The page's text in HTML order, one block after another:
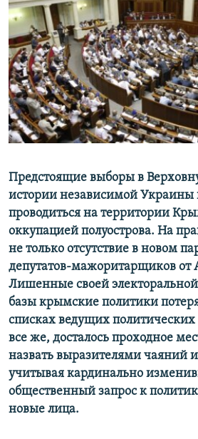
СОВЕТЫ ПРАВОЗАЩИТНИКОВ
ПРОПАВШИЕ БЕЗ ВЕСТИ
ПОБЕДИТЕЛЕЙ НЕ СУДЯТ?
КРЫМ.НЕПОКОРЕННЫЙ
ELIFBE
УКРАИНСКАЯ ПРОБЛЕМА КРЫМА
Qırımtatar
ПРИСОЕДИНЯЙТЕСЬ!
Предстоящие выборы в
истории независимой Украины
проводиться на территории
оккупацией полуострова. На
не только отсутствие в новом
депутатов-мажоритарщиков от
Лишенные своей
базы крымские политики
списках ведущих политических
все же, досталось проходное
назвать выразителями чаяний
учитывая кардинально
общественный запрос к
новые лица.